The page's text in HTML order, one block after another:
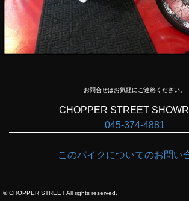
お問合せはお気軽にご連絡ください。
CHOPPER STREET
045-374-4881
このバイクについてのお問い
©CHOPPER STREETAll rights reserved.